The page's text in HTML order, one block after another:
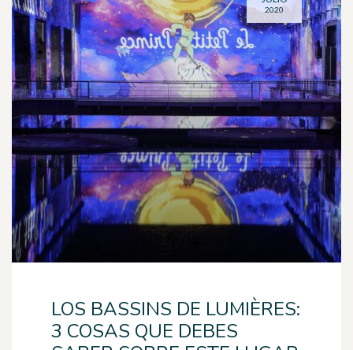
LOS BASSINS DE LUMIÈRES:
3 COSAS QUE DEBES
2020